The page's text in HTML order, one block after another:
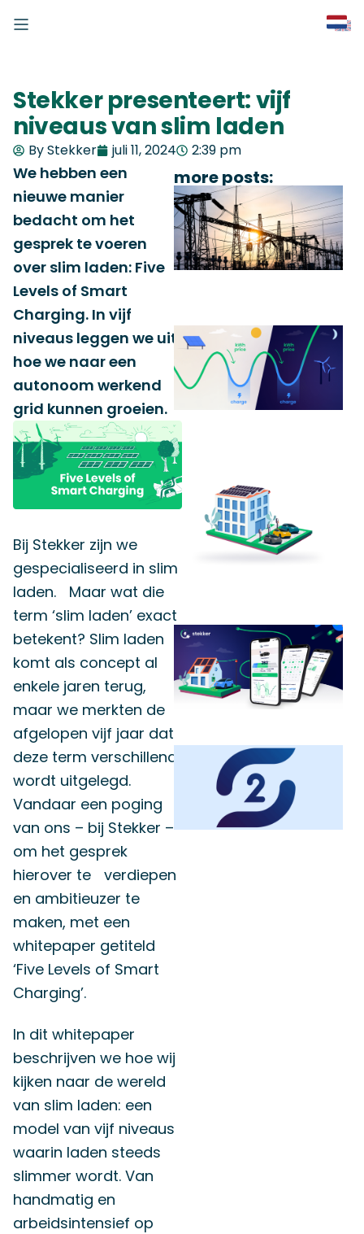
Stekker presenteert: vijf
niveaus van slim laden
By Stekker juli 11, 2024 2:39 pm
We hebben een
nieuwe manier
bedacht om het
gesprek te voeren
over slim laden: Five
Levels of Smart
Charging. In vijf
niveaus leggen we uit
hoe we naar een
autonoom werkend
grid kunnen groeien.
Bij Stekker zijn we
gespecialiseerd in slim
laden. Maar wat die
term ‘slim laden’ exact
betekent? Slim laden
komt als concept al
enkele jaren terug,
maar we merkten de
afgelopen vijf jaar dat
deze term verschillend
wordt uitgelegd.
Vandaar een poging
van ons – bij Stekker –
om het gesprek
hierover te verdiepen
en ambitieuzer te
maken, met een
whitepaper getiteld
‘Five Levels of Smart
Charging’.
In dit whitepaper
beschrijven we hoe wij
kijken naar de wereld
van slim laden: een
model van vijf niveaus
waarin laden steeds
slimmer wordt. Van
handmatig en
arbeidsintensief op
more posts: